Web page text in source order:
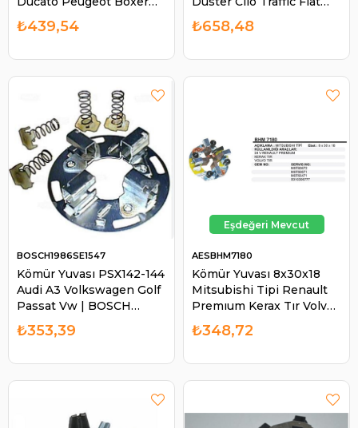
Jumper (7.5X18X17)
(BO1511) | CARGO 134661
₺439,54
Doblo 333967 | BOSCH
1004336667
₺658,48
Kömür Yuvası PSX142-144
Audi A3 Volkswagen Golf
Passat Vw | BOSCH
1986SE1547
BOSCH1986SE1547
₺353,39
Kömür Yuvası 8x30x18
Mitsubishi Tipi Renault
Premıum Kerax Tır Volvo
Tır Ford Cargo BHM7180 |
AES BHM7180
AESBHM7180
₺348,72